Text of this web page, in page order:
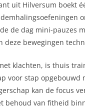
uit Hilversum boekt
de dag mini-pauzes
bewegingen
klachten, is thuis
voor stap
kan de focus
van fitheid